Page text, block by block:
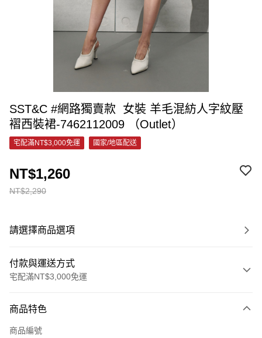
SST&C #網路獨賣款 女裝 羊毛混紡人字紋壓
褶西裝裙-7462112009 （Outlet）
宅配滿NT$3,000免運 國家/地區配送
NT$2,290
NT$1,260
請選擇商品選項
付款與運送方式
宅配滿NT$3,000免運
信用卡一次付款
商品特色
商品編號